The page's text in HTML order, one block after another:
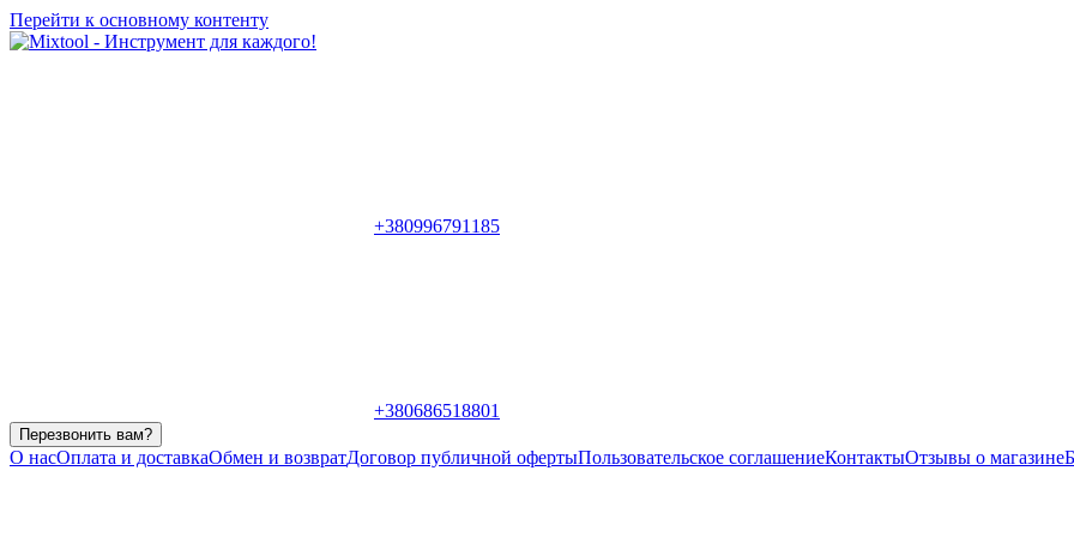
Перейти к основному контенту
+380996791185
+380686518801
Перезвонить вам?
О насОплата и доставкаОбмен и возвратДоговор публичной офертыПользовательское соглашениеКонтактыОтзывы о магазине